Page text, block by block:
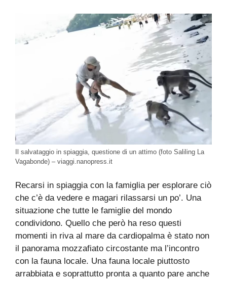
Il salvataggio in spiaggia, questione di un attimo (foto Saliling La
Vagabonde) – viaggi.nanopress.it
Recarsi in spiaggia con la famiglia per esplorare ciò
che c’è da vedere e magari rilassarsi un po’. Una
situazione che tutte le famiglie del mondo
condividono. Quello che però ha reso questi
momenti in riva al mare da cardiopalma è stato non
il panorama mozzafiato circostante ma l’incontro
con la fauna locale. Una fauna locale piuttosto
arrabbiata e soprattutto pronta a quanto pare anche